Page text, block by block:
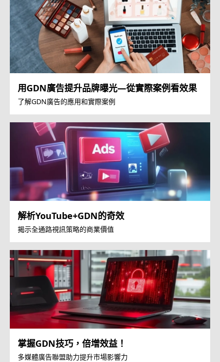
用GDN廣告提升品牌曝光—從實際案例看效果
了解GDN廣告的應用和實際案例
解析YouTube+GDN的奇效
揭示全通路視訊策略的商業價值
掌握GDN技巧，倍增效益！
多媒體廣告聯盟助力提升市場影響力